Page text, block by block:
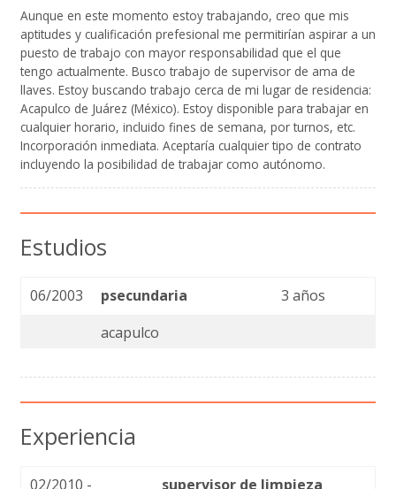
Aunque en este momento estoy trabajando, creo que mis
aptitudes y cualificación prefesional me permitirían aspirar a un
puesto de trabajo con mayor responsabilidad que el que
tengo actualmente. Busco trabajo de supervisor de ama de
llaves. Estoy buscando trabajo cerca de mi lugar de residencia:
Acapulco de Juárez (México). Estoy disponible para trabajar en
cualquier horario, incluido fines de semana, por turnos, etc.
Incorporación inmediata. Aceptaría cualquier tipo de contrato
incluyendo la posibilidad de trabajar como autónomo.
Estudios
06/2003 psecundaria
3 años
acapulco
Experiencia
02/2010 - supervisor de limpieza